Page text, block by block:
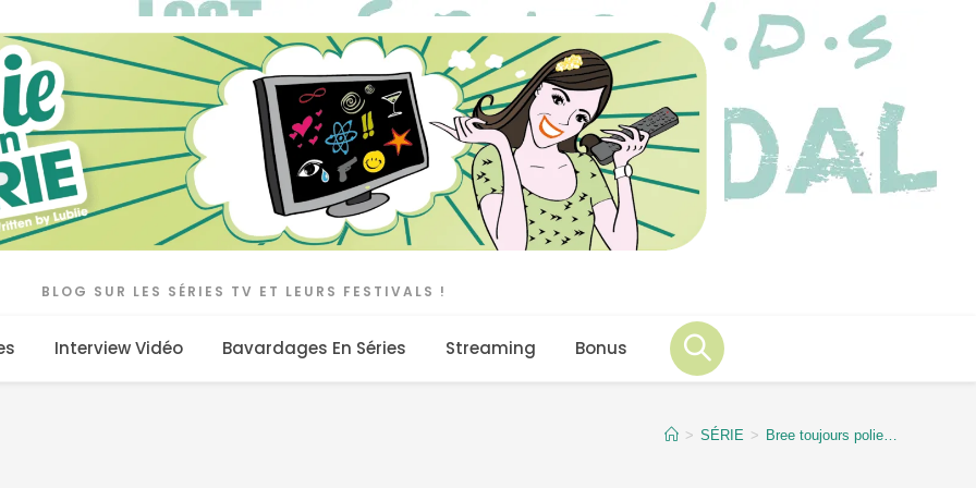
BLOG SUR LES SÉRIES TV ET LEURS FESTIVALS !
Interview Vidéo Bavardages En Séries Streaming Bonus
> SÉRIE > Bree toujours polie…